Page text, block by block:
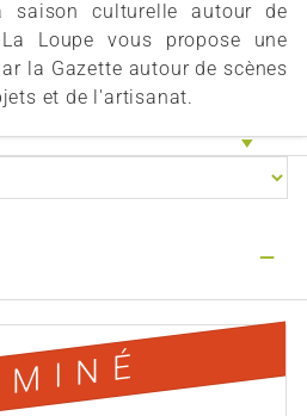
saison culturelle autour de
Loupe vous propose une
la Gazette autour de scènes
et de l'artisanat.
—